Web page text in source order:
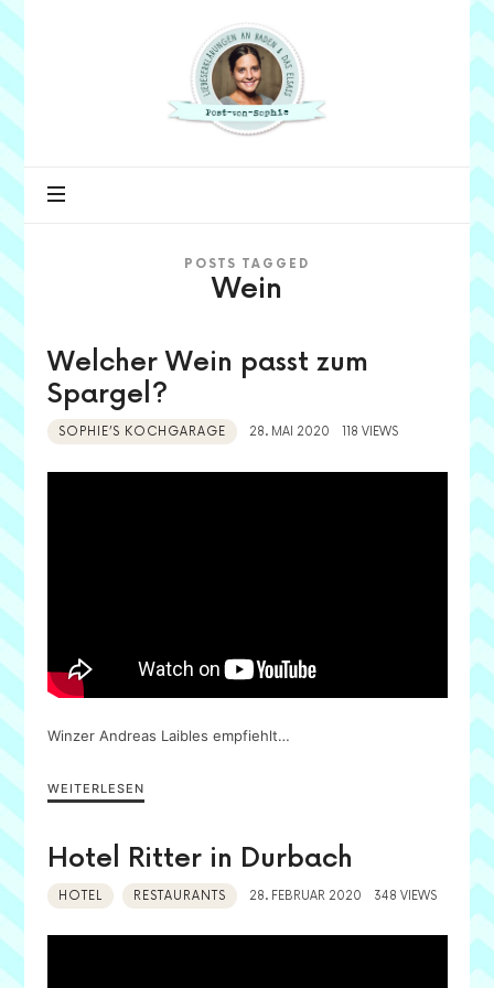
Post
von
Sophie
POSTS TAGGED
Wein
Welcher Wein passt zum
Spargel?
SOPHIE’S KOCHGARAGE 28. MAI 2020 118 VIEWS
Winzer Andreas Laibles empfiehlt…
WEITERLESEN
Hotel Ritter in Durbach
HOTEL RESTAURANTS 28. FEBRUAR 2020 348 VIEWS